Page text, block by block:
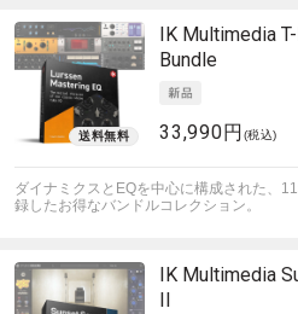
IK Multimedia
Bundle
33,990円 (税込)
ダイナミクスとEQを中心に構成された、
録したお得なバンドルコレクション。
IK Multimedia
II